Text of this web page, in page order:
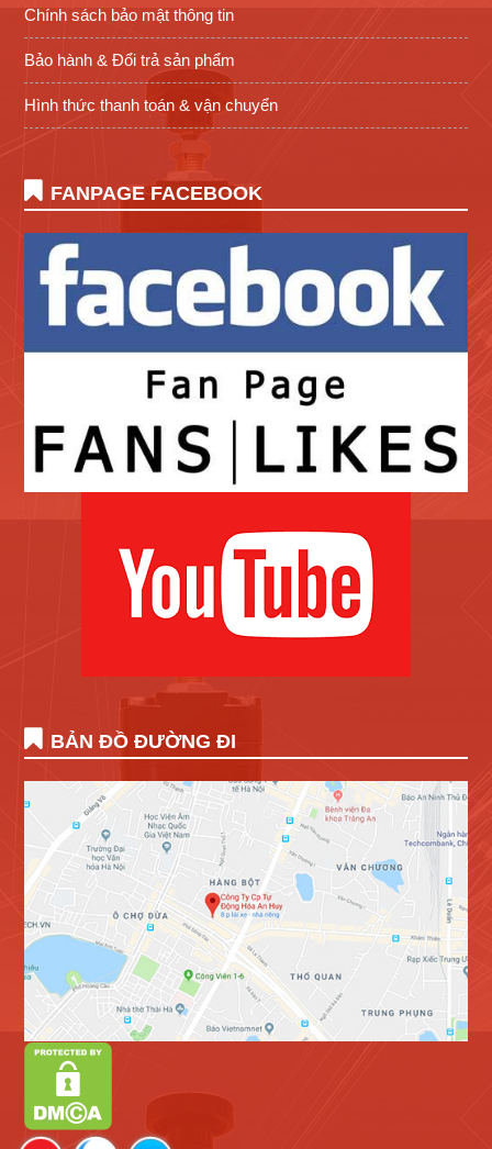
Chính sách bảo mật thông tin
Bảo hành & Đổi trả sản phẩm
Hình thức thanh toán & vận chuyển
FANPAGE FACEBOOK
BẢN ĐỒ ĐƯỜNG ĐI